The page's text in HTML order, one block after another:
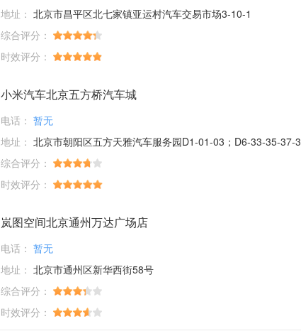
地址： 北京市昌平区北七家镇亚运村汽车交易市场3-10-1
综合评分：
时效评分：
小米汽车北京五方桥汽车城
电话： 暂无
地址： 北京市朝阳区五方天雅汽车服务园D1-01-03；D6-33-35-37-39-41-43-45-47-49-51；D7-42-46-48-50-52-56-58-60-62-66
综合评分：
时效评分：
岚图空间北京通州万达广场店
电话： 暂无
地址： 北京市通州区新华西街58号
综合评分：
时效评分：